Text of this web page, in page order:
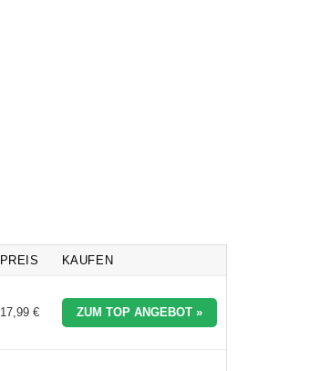
PREIS KAUFEN
17,99 € ZUM TOP ANGEBOT »